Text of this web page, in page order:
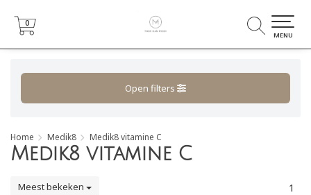
0
0
MENU
Open filters
Home Medik8 Medik8 vitamine C
Medik8 vitamine C
Meest bekeken 1